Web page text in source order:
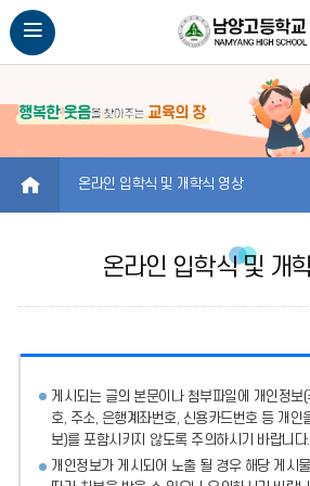
HOME 온라인 입학식 및 개학식 영상
온라인 입학식 및 개
게시되는 글의 본문이나 첨부파일에
개인정보
호, 주소, 은행계좌번호, 신용카드번호 등 개인
보)를 포함시키지 않도록 주의하시기 바랍니다.
개인정보가 게시되어 노출 될 경우 해당 게시